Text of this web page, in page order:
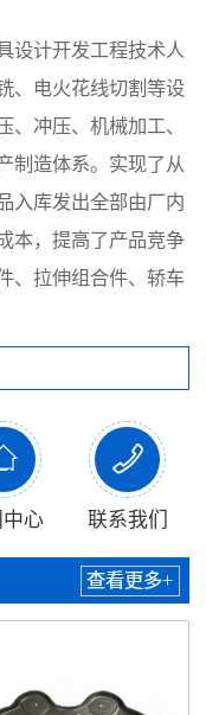
计开发工程技术人
、电火花线切割等设
冲压、机械加工、
制造体系。实现了从
入库发出全部由厂内
本，提高了产品竞争
、拉伸组合件、轿车
心

联系我们
查看更多+